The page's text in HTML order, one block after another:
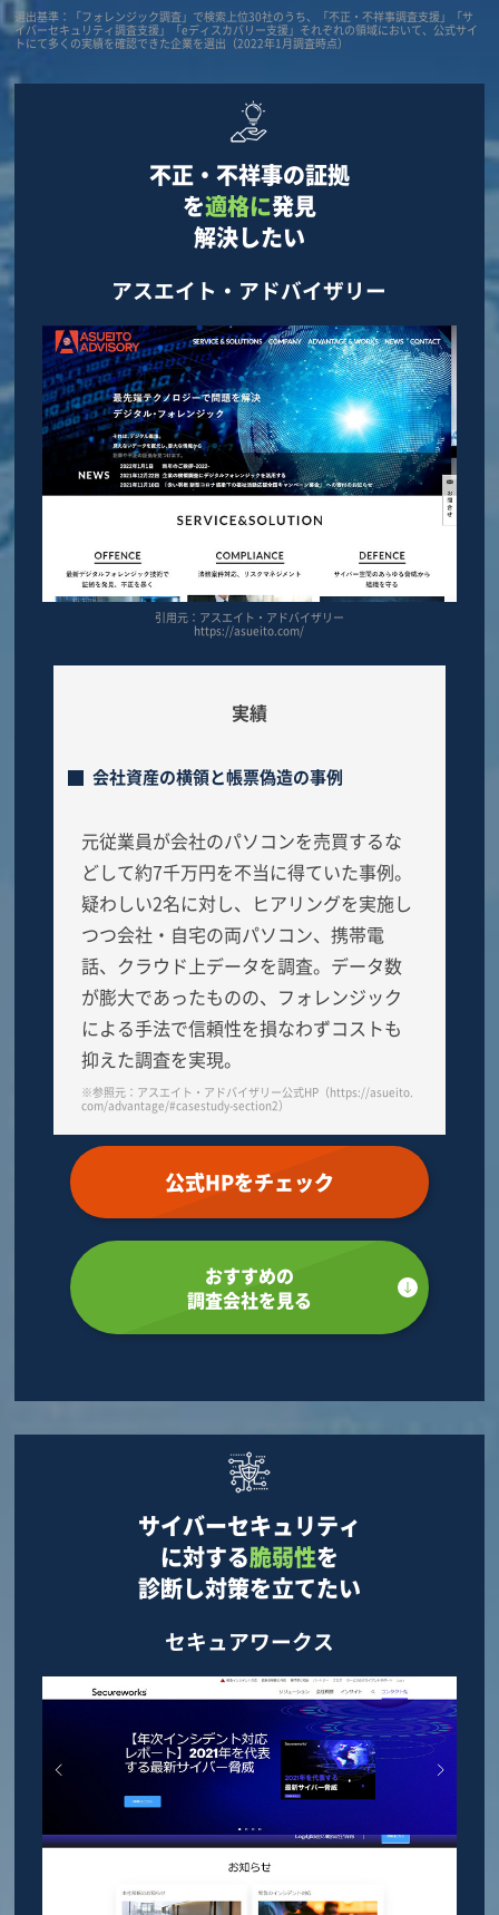
選出基準：「フォレンジック調査」で検索上位30社のうち、「不正・不祥事調査支援」「サ
イバーセキュリティ調査支援」「eディスカバリー支援」それぞれの領域において、公式サイ
トにて多くの実績を確認できた企業を選出（2022年1月調査時点）
不正・不祥事の証拠
を適格に発見
解決したい
アスエイト・アドバイザリー
引用元：アスエイト・アドバイザリー
https://asueito.com/
実績
会社資産の横領と帳票偽造の事例
元従業員が会社のパソコンを売買するな
どして約7千万円を不当に得ていた事例。
疑わしい2名に対し、ヒアリングを実施し
つつ会社・自宅の両パソコン、携帯電
話、クラウド上データを調査。データ数
が膨大であったものの、フォレンジック
による手法で信頼性を損なわずコストも
抑えた調査を実現。
※参照元：アスエイト・アドバイザリー公式HP（https://asueito.
com/advantage/#casestudy-section2）
公式HPをチェック
おすすめの
調査会社を見る
サイバーセキュリティ
に対する脆弱性を
診断し対策を立てたい
セキュアワークス